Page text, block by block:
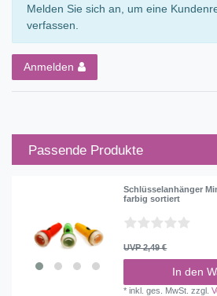
Melden Sie sich an, um eine
verfassen.
Anmelden
Passende Produkte
Schlüsselanhänger
farbig sortiert
UVP 2,49 €
In den
*inkl. ges. MwSt. zzgl.